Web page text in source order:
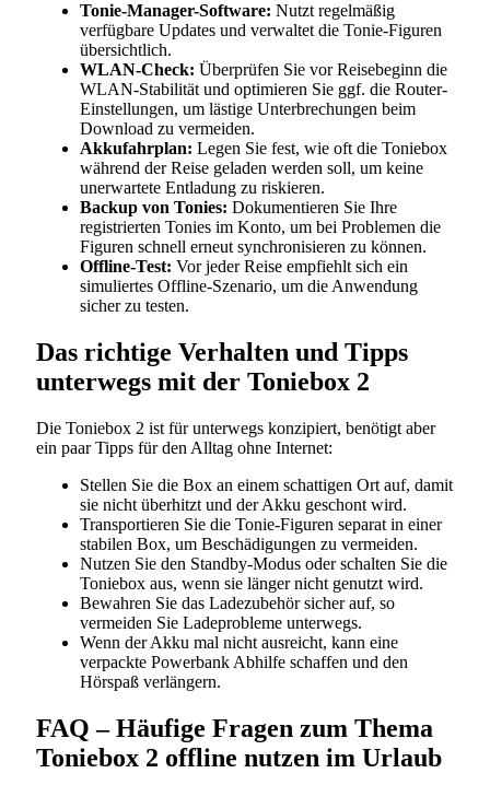
Tonie-Manager-Software: Nutzt regelmäßig
verfügbare Updates und verwaltet die Tonie-Figuren
übersichtlich.
WLAN-Check: Überprüfen Sie vor Reisebeginn die
WLAN-Stabilität und optimieren Sie ggf. die Router-
Einstellungen, um lästige Unterbrechungen beim
Download zu vermeiden.
Akkufahrplan: Legen Sie fest, wie oft die Toniebox
während der Reise geladen werden soll, um keine
unerwartete Entladung zu riskieren.
Backup von Tonies: Dokumentieren Sie Ihre
registrierten Tonies im Konto, um bei Problemen die
Figuren schnell erneut synchronisieren zu können.
Offline-Test: Vor jeder Reise empfiehlt sich ein
simuliertes Offline-Szenario, um die Anwendung
sicher zu testen.
Das richtige Verhalten und Tipps
unterwegs mit der Toniebox 2
Die Toniebox 2 ist für unterwegs konzipiert, benötigt aber
ein paar Tipps für den Alltag ohne Internet:
Stellen Sie die Box an einem schattigen Ort auf, damit
sie nicht überhitzt und der Akku geschont wird.
Transportieren Sie die Tonie-Figuren separat in einer
stabilen Box, um Beschädigungen zu vermeiden.
Nutzen Sie den Standby-Modus oder schalten Sie die
Toniebox aus, wenn sie länger nicht genutzt wird.
Bewahren Sie das Ladezubehör sicher auf, so
vermeiden Sie Ladeprobleme unterwegs.
Wenn der Akku mal nicht ausreicht, kann eine
verpackte Powerbank Abhilfe schaffen und den
Hörspaß verlängern.
FAQ – Häufige Fragen zum Thema
Toniebox 2 offline nutzen im Urlaub